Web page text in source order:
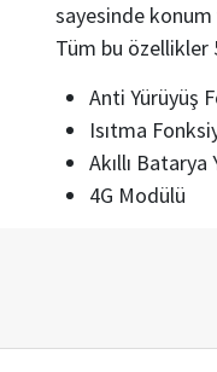
sayesinde
Tüm bu özellikler
Anti Yürüyüş
Isıtma
Akıllı
4G Modülü